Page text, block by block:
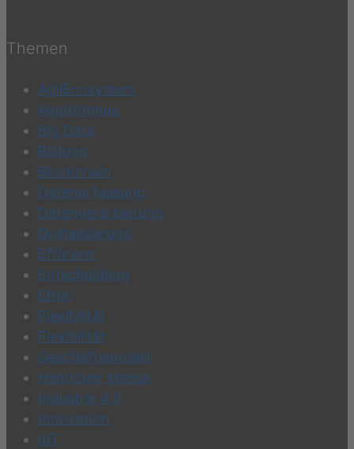
Themen
AgilEcosystem
Algorithmus
Big Data
Bildung
Blockchain
Datenerfassung
Datenverarbeitung
Digitalisierung
Effizienz
Entscheidung
Ethik
Flexibilität
Flexibilität
Geschäftsmodell
Hannover Messe
Industrie 4.0
Innovation
IoT